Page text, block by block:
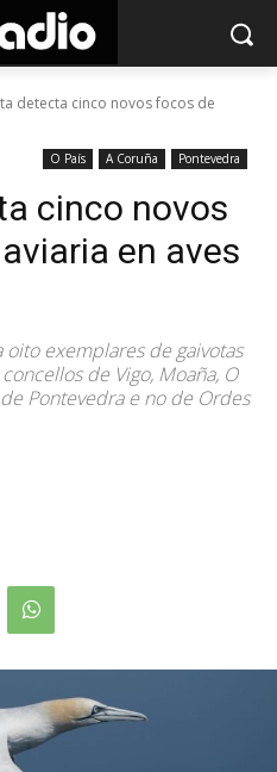
detecta cinco novos focos de
O País A Coruña Pontevedra
cinco novos
en aves
oito exemplares de gaivotas
de Vigo, Moaña, O
Pontevedra e no de Ordes